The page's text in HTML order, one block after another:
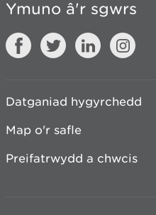
Ymuno â'r sgwrs
Datganiad hygyrchedd
Map o'r safle
Preifatrwydd a chwcis